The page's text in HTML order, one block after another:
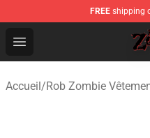
FREE shipping
Open menu
Rob Zombie Shop -
Accueil/Rob Zombie